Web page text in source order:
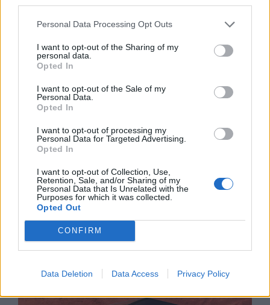
Personal Data Processing Opt Outs
I want to opt-out of the Sharing of my
personal data.
Opted In
I want to opt-out of the Sale of my
Personal Data.
Opted In
I want to opt-out of processing my
Personal Data for Targeted Advertising.
Opted In
I want to opt-out of Collection, Use,
Retention, Sale, and/or Sharing of my
Personal Data that Is Unrelated with the
Purposes for which it was collected.
Opted Out
CONFIRM
Data Deletion Data Access Privacy Policy
Toyota: производството на концерна
през 2023 г. достигна рекордните 9,2
милиона коли
27.12.2023 / 18:00